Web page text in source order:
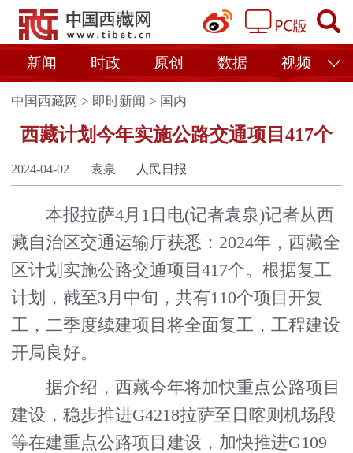
新闻 时政 原创 数据 视频
中国西藏网 > 即时新闻 > 国内
西藏计划今年实施公路交通项目417个
2024-04-02 袁泉 人民日报
本报拉萨4月1日电(记者袁泉)记者从西
藏自治区交通运输厅获悉：2024年，西藏全
区计划实施公路交通项目417个。根据复工
计划，截至3月中旬，共有110个项目开复
工，二季度续建项目将全面复工，工程建设
开局良好。
据介绍，西藏今年将加快重点公路项目
建设，稳步推进G4218拉萨至日喀则机场段
等在建重点公路项目建设，加快推进G109